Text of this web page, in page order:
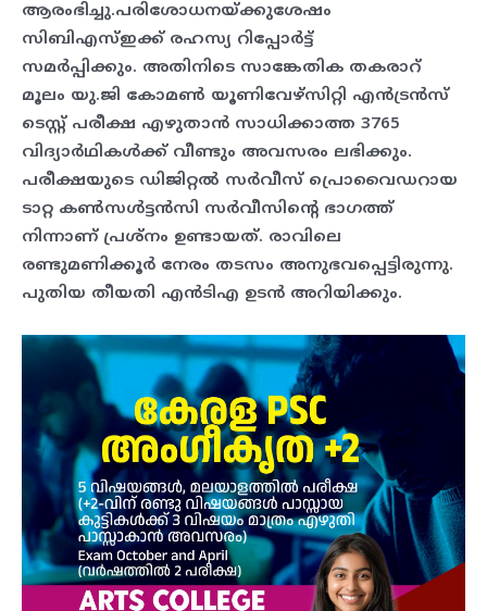
ആരംഭിച്ചു.പരിശോധനയ്ക്കുശേഷം
സിബിഎസ്ഇക്ക് രഹസ്യ റിപ്പോര്‍ട്ട്
സമര്‍പ്പിക്കും. അതിനിടെ സാങ്കേതിക തകരാറ്
മൂലം യു.ജി കോമണ്‍ യൂണിവേഴ്‌സിറ്റി എന്‍ട്രന്‍സ്
ടെസ്റ്റ് പരീക്ഷ എഴുതാന്‍ സാധിക്കാത്ത 3765
വിദ്യാര്‍ഥികള്‍ക്ക് വീണ്ടും അവസരം ലഭിക്കും.
പരീക്ഷയുടെ ഡിജിറ്റല്‍ സര്‍വീസ് പ്രൊവൈഡറായ
ടാറ്റ കണ്‍സള്‍ട്ടന്‍സി സര്‍വീസിന്റെ ഭാഗത്ത്
നിന്നാണ് പ്രശ്‌നം ഉണ്ടായത്. രാവിലെ
രണ്ടുമണിക്കൂര്‍ നേരം തടസം അനുഭവപ്പെട്ടിരുന്നു.
പുതിയ തീയതി എന്‍ടിഎ ഉടന്‍ അറിയിക്കും.